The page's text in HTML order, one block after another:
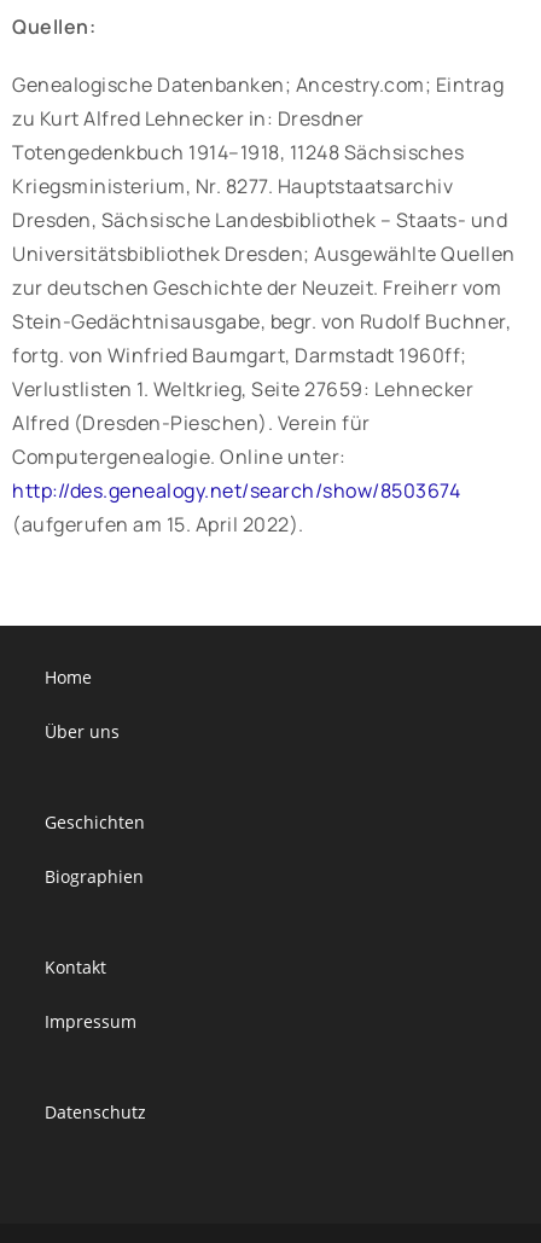
Quellen:
Genealogische Datenbanken; Ancestry.com; Eintrag
zu Kurt Alfred Lehnecker in: Dresdner
Totengedenkbuch 1914–1918, 11248 Sächsisches
Kriegsministerium, Nr. 8277. Hauptstaatsarchiv
Dresden, Sächsische Landesbibliothek – Staats- und
Universitätsbibliothek Dresden; Ausgewählte Quellen
zur deutschen Geschichte der Neuzeit. Freiherr vom
Stein-Gedächtnisausgabe, begr. von Rudolf Buchner,
fortg. von Winfried Baumgart, Darmstadt 1960ff;
Verlustlisten 1. Weltkrieg, Seite 27659: Lehnecker
Alfred (Dresden-Pieschen). Verein für
Computergenealogie. Online unter:
http://des.genealogy.net/search/show/8503674
(aufgerufen am 15. April 2022).
Home
Über uns
Geschichten
Biographien
Kontakt
Impressum
Datenschutz